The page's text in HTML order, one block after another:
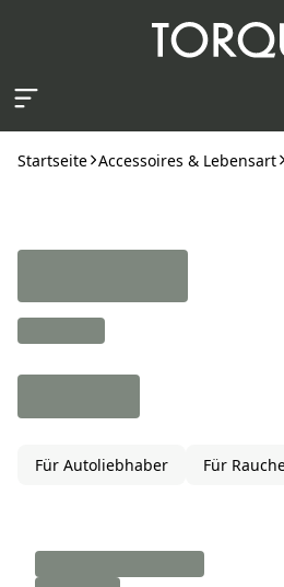
Startseite Accessoires & Lebensart
Für Autoliebhaber Für